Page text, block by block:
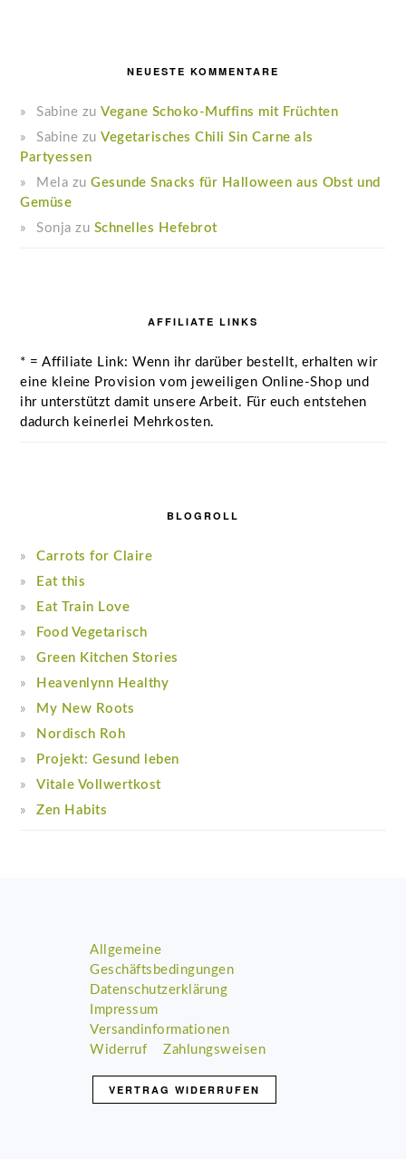
NEUESTE KOMMENTARE
Sabine zuVegane Schoko-Muffins mit Früchten
Sabine zuVegetarisches Chili Sin Carne als
Partyessen
Mela zuGesunde Snacks für Halloween aus Obst und
Gemüse
Sonja zu Schnelles Hefebrot
AFFILIATE LINKS
* = Affiliate Link: Wenn ihr darüber bestellt, erhalten wir
eine kleine Provision vom jeweiligen Online-Shop und
ihr unterstützt damit unsere Arbeit. Für euch entstehen
dadurch keinerlei Mehrkosten.
BLOGROLL
Carrots for Claire
Eat this
Eat Train Love
Food Vegetarisch
Green Kitchen Stories
Heavenlynn Healthy
My New Roots
Nordisch Roh
Projekt: Gesund leben
Vitale Vollwertkost
Zen Habits
Allgemeine
Geschäftsbedingungen
Datenschutzerklärung
Impressum
Versandinformationen
Widerruf
Zahlungsweisen
VERTRAG WIDERRUFEN